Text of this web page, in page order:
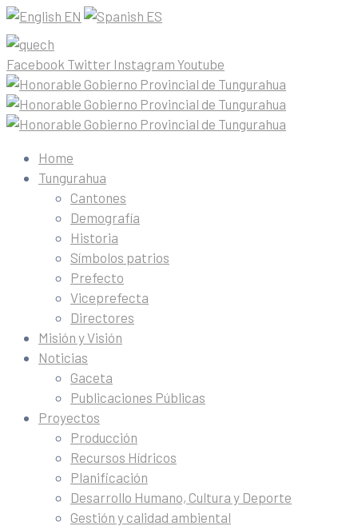
EN ES
Facebook Twitter Instagram Youtube
Home
Tungurahua
Cantones
Demografía
Historia
Símbolos patrios
Prefecto
Viceprefecta
Directores
Misión y Visión
Noticias
Gaceta
Publicaciones Públicas
Proyectos
Producción
Recursos Hídricos
Planificación
Desarrollo Humano, Cultura y Deporte
Gestión y calidad ambiental